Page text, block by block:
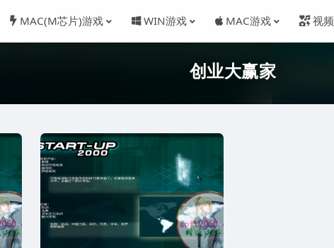
MAC(M芯片)游戏 WIN游戏 MAC游戏 视频
创业大赢家